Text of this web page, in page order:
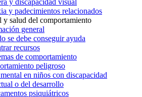
y padecimientos relacionados
y salud del comportamiento
general
se debe conseguir ayuda
recursos
de comportamiento
peligroso
en niños con discapacidad
o del desarrollo
psiquiátricos